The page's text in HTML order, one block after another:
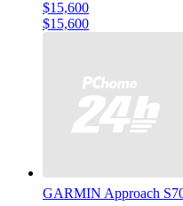
$15,600
$15,600
GARMIN Approach